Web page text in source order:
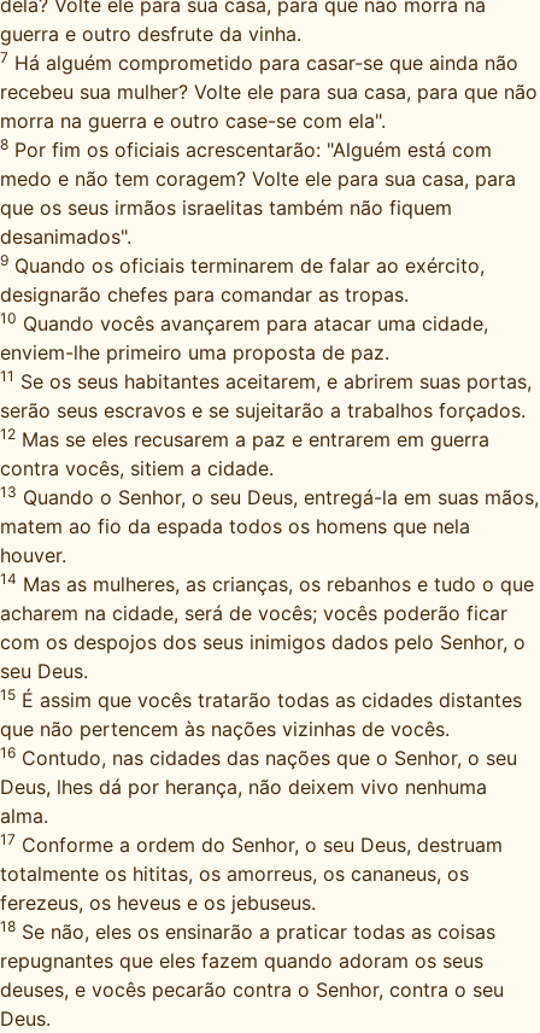
dela? Volte ele para sua casa, para que não morra na
guerra e outro desfrute da vinha.
7 Há alguém comprometido para casar-se que ainda não
recebeu sua mulher? Volte ele para sua casa, para que não
morra na guerra e outro case-se com ela".
8 Por fim os oficiais acrescentarão: "Alguém está com
medo e não tem coragem? Volte ele para sua casa, para
que os seus irmãos israelitas também não fiquem
desanimados".
9 Quando os oficiais terminarem de falar ao exército,
designarão chefes para comandar as tropas.
10 Quando vocês avançarem para atacar uma cidade,
enviem-lhe primeiro uma proposta de paz.
11 Se os seus habitantes aceitarem, e abrirem suas portas,
serão seus escravos e se sujeitarão a trabalhos forçados.
12 Mas se eles recusarem a paz e entrarem em guerra
contra vocês, sitiem a cidade.
13 Quando o Senhor, o seu Deus, entregá-la em suas mãos,
matem ao fio da espada todos os homens que nela
houver.
14 Mas as mulheres, as crianças, os rebanhos e tudo o que
acharem na cidade, será de vocês; vocês poderão ficar
com os despojos dos seus inimigos dados pelo Senhor, o
seu Deus.
15 É assim que vocês tratarão todas as cidades distantes
que não pertencem às nações vizinhas de vocês.
16 Contudo, nas cidades das nações que o Senhor, o seu
Deus, lhes dá por herança, não deixem vivo nenhuma
alma.
17 Conforme a ordem do Senhor, o seu Deus, destruam
totalmente os hititas, os amorreus, os cananeus, os
ferezeus, os heveus e os jebuseus.
18 Se não, eles os ensinarão a praticar todas as coisas
repugnantes que eles fazem quando adoram os seus
deuses, e vocês pecarão contra o Senhor, contra o seu
Deus.